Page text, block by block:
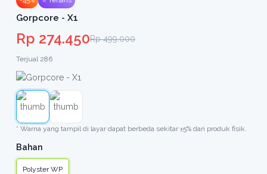
Gorpcore - X1
Rp 274.450Rp 499.000
Terjual 286
* Warna yang tampil di layar dapat berbeda sekitar ±5% dari produk fisik.
Bahan
Polyster WP